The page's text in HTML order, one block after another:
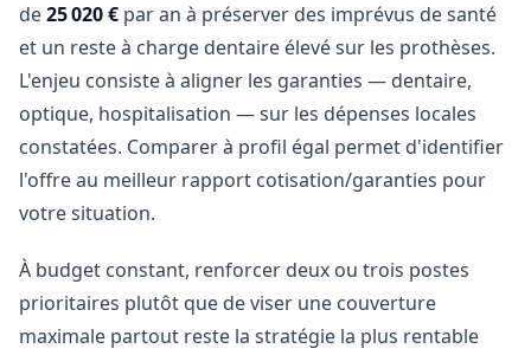
de25 020 € par an à préserver des imprévus de santé
et un reste à charge dentaire élevé sur les prothèses.
L'enjeu consiste à aligner les garanties — dentaire,
optique, hospitalisation — sur les dépenses locales
constatées. Comparer à profil égal permet d'identifier
l'offre au meilleur rapport cotisation/garanties pour
votre situation.
À budget constant, renforcer deux ou trois postes
prioritaires plutôt que de viser une couverture
maximale partout reste la stratégie la plus rentable